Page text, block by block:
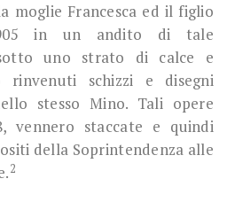
moglie Francesca ed il figlio
in un andito di tale
uno strato di calce e
rinvenuti schizzi e disegni
stesso Mino. Tali opere
vennero staccate e quindi
della Soprintendenza alle
2